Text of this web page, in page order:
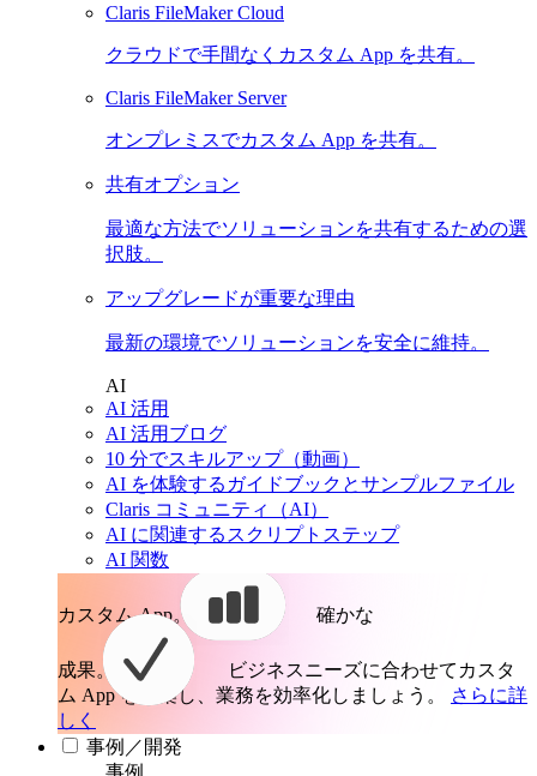
Claris FileMaker Cloud
クラウドで手間なくカスタム App を共有。
Claris FileMaker Server
オンプレミスでカスタム App を共有。
共有オプション
最適な方法でソリューションを共有するための選
択肢。
アップグレードが重要な理由
最新の環境でソリューションを安全に維持。
AI
AI 活用
AI 活用ブログ
10 分でスキルアップ（動画）
AI を体験するガイドブックとサンプルファイル
Claris コミュニティ（AI）
AI に関連するスクリプトステップ
AI 関数
カスタム App。 確かな
成果。
ビジネスニーズに合わせてカスタ
ム App を構築し、業務を効率化しましょう。
さらに詳
しく
事例／開発
事例